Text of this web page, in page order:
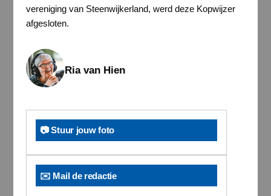
vereniging van Steenwijkerland, werd deze Kopwijzer
afgesloten.
Ria van Hien
📷 Stuur jouw foto
✉️ Mail de redactie